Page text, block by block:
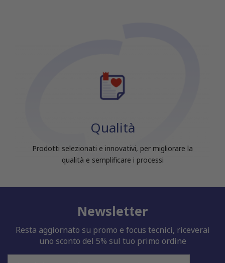
Qualità
Prodotti selezionati e innovativi, per migliorare la
qualità e semplificare i processi
Newsletter
Resta aggiornato su promo e focus tecnici, riceverai
uno sconto del 5% sul tuo primo ordine